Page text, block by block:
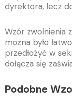
dyrektora, lecz
Wzór zwolnienia
można było
przedłożyć w
dołącza się
Podobne